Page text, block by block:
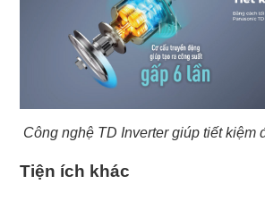
Công nghệ TD Inverter giúp tiết kiệm
Tiện ích khác